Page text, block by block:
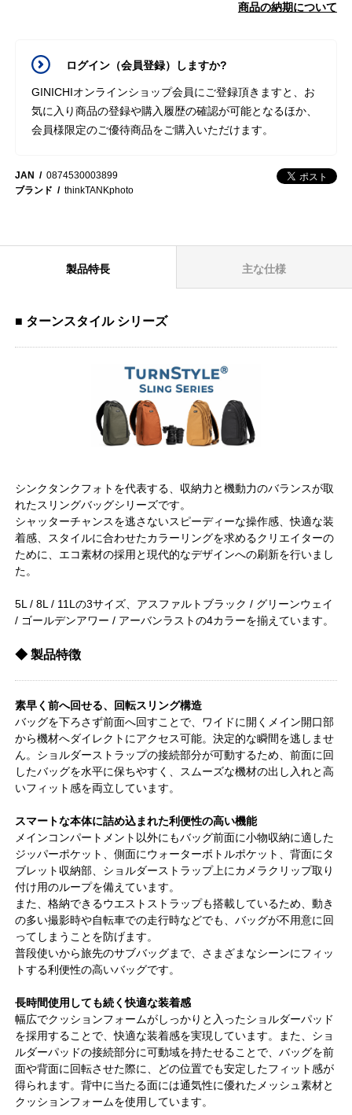
商品の納期について
ログイン（会員登録）しますか?
GINICHIオンラインショップ会員にご登録頂きますと、お
気に入り商品の登録や購入履歴の確認が可能となるほか、
会員様限定のご優待商品をご購入いただけます。
JAN
0874530003899
ブランド
thinkTANKphoto
製品特長 主な仕様
■ ターンスタイル シリーズ
シンクタンクフォトを代表する、収納力と機動力のバランスが取
れたスリングバッグシリーズです。
シャッターチャンスを逃さないスピーディーな操作感、快適な装
着感、スタイルに合わせたカラーリングを求めるクリエイターの
ために、エコ素材の採用と現代的なデザインへの刷新を行いまし
た。
5L / 8L / 11Lの3サイズ、アスファルトブラック / グリーンウェイ
/ ゴールデンアワー / アーバンラストの4カラーを揃えています。
◆ 製品特徴
素早く前へ回せる、回転スリング構造
バッグを下ろさず前面へ回すことで、ワイドに開くメイン開口部
から機材へダイレクトにアクセス可能。決定的な瞬間を逃しませ
ん。ショルダーストラップの接続部分が可動するため、前面に回
したバッグを水平に保ちやすく、スムーズな機材の出し入れと高
いフィット感を両立しています。
スマートな本体に詰め込まれた利便性の高い機能
メインコンパートメント以外にもバッグ前面に小物収納に適した
ジッパーポケット、側面にウォーターボトルポケット、背面にタ
ブレット収納部、ショルダーストラップ上にカメラクリップ取り
付け用のループを備えています。
また、格納できるウエストストラップも搭載しているため、動き
の多い撮影時や自転車での走行時などでも、バッグが不用意に回
ってしまうことを防げます。
普段使いから旅先のサブバッグまで、さまざまなシーンにフィッ
トする利便性の高いバッグです。
長時間使用しても続く快適な装着感
幅広でクッションフォームがしっかりと入ったショルダーパッド
を採用することで、快適な装着感を実現しています。また、ショ
ルダーパッドの接続部分に可動域を持たせることで、バッグを前
面や背面に回転させた際に、どの位置でも安定したフィット感が
得られます。背中に当たる面には通気性に優れたメッシュ素材と
クッションフォームを使用しています。